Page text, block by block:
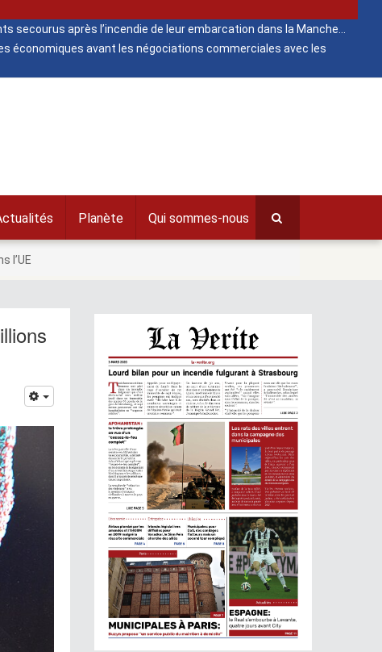
secourus après l’incendie de leur embarcation dans la Manche
économiques avant les négociations commerciales avec les
Planète Qui sommes-nous
l’UE